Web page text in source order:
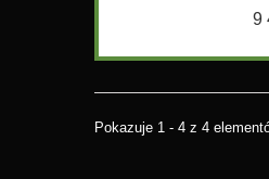
9
Pokazuje 1 - 4 z 4